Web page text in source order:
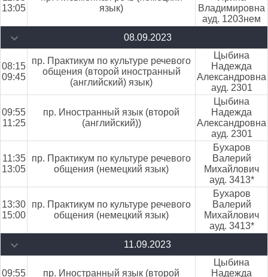
13:05
язык)
Владимировна
ауд. 1203нем
08.09.2023
08:15
09:45
пр. Практикум по культуре речевого
общения (второй иностранный
(английский) язык)
Цыбина
Надежда
Александровна
ауд. 2301
09:55
11:25
пр. Иностранный язык (второй
(английский))
Цыбина
Надежда
Александровна
ауд. 2301
11:35
13:05
пр. Практикум по культуре речевого
общения (немецкий язык)
Бухаров
Валерий
Михайлович
ауд. 3413*
13:30
15:00
пр. Практикум по культуре речевого
общения (немецкий язык)
Бухаров
Валерий
Михайлович
ауд. 3413*
11.09.2023
09:55
пр. Иностранный язык (второй
Цыбина
Надежда